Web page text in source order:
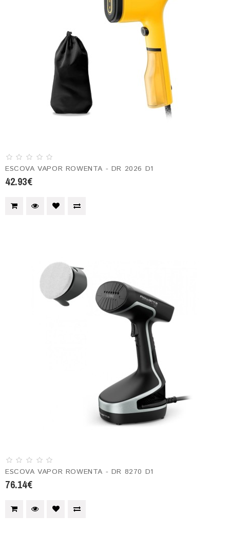
ESCOVA VAPOR ROWENTA - DR 2026 D1
42.93€
ESCOVA VAPOR ROWENTA - DR 8270 D1
76.14€